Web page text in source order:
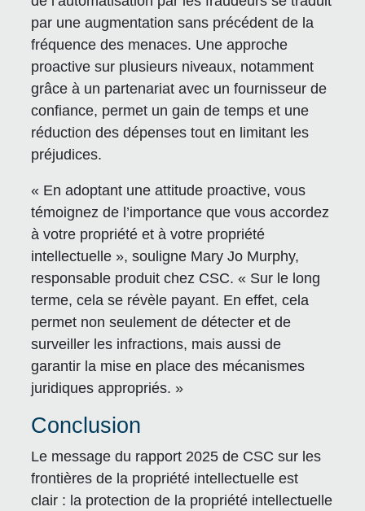
par une augmentation sans précédent de la
fréquence des menaces. Une approche
proactive sur plusieurs niveaux, notamment
grâce à un partenariat avec un fournisseur de
confiance, permet un gain de temps et une
réduction des dépenses tout en limitant les
préjudices.
« En adoptant une attitude proactive, vous
témoignez de l’importance que vous accordez
à votre propriété et à votre propriété
intellectuelle », souligne Mary Jo Murphy,
responsable produit chez CSC. « Sur le long
terme, cela se révèle payant. En effet, cela
permet non seulement de détecter et de
surveiller les infractions, mais aussi de
garantir la mise en place des mécanismes
juridiques appropriés. »
Conclusion
Le message du rapport 2025 de CSC sur les
frontières de la propriété intellectuelle est
clair : la protection de la propriété intellectuelle